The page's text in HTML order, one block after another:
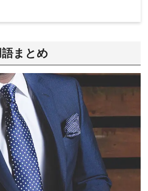
語まとめ